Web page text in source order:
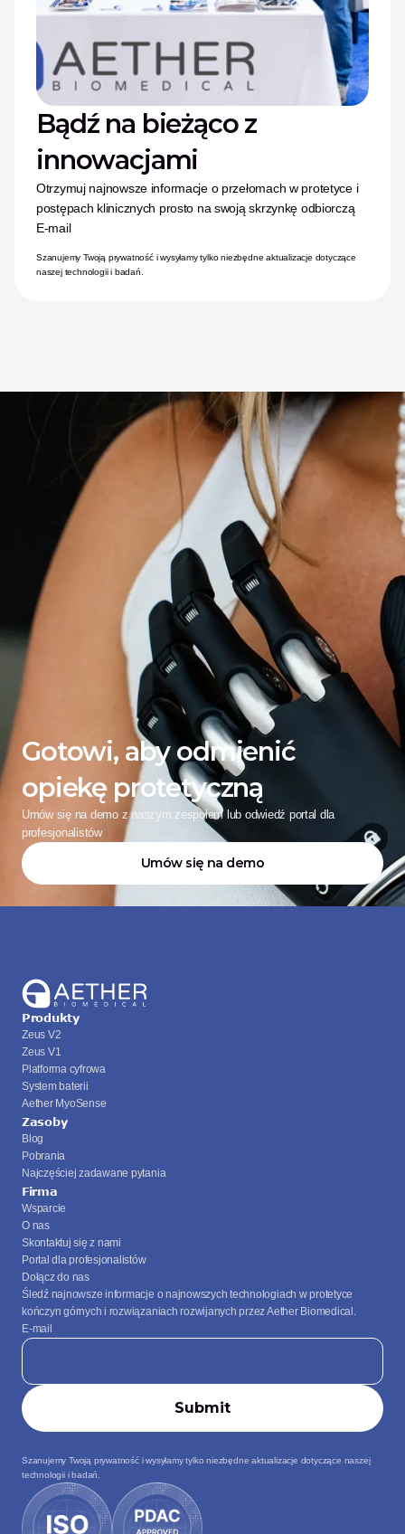
Bądź na bieżąco z
innowacjami
Otrzymuj najnowsze informacje o przełomach w protetyce i
postępach klinicznych prosto na swoją skrzynkę odbiorczą
E-mail
Szanujemy Twoją prywatność i wysyłamy tylko niezbędne aktualizacje dotyczące
naszej technologii i badań.
Gotowi, aby odmienić
opiekę protetyczną
Umów się na demo z naszym zespołem lub odwiedź portal dla
profesjonalistów
Umów się na demo
Produkty
Zeus V2
Zeus V1
Platforma cyfrowa
System baterii
Aether MyoSense
Zasoby
Blog
Pobrania
Najczęściej zadawane pytania
Firma
Wsparcie
O nas
Skontaktuj się z nami
Portal dla profesjonalistów
Dołącz do nas
Śledź najnowsze informacje o najnowszych technologiach w protetyce
kończyn górnych i rozwiązaniach rozwijanych przez Aether Biomedical.
E-mail
Szanujemy Twoją prywatność i wysyłamy tylko niezbędne aktualizacje dotyczące naszej
technologii i badań.